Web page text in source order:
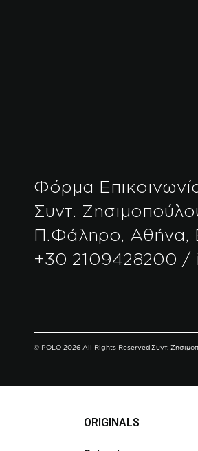
Φόρμα
Συντ.
Π.Φάληρο, Αθήνα,
+30 2109428200
© POLO 2026 All Rights ReservedΣυντ.
ORIGINALS